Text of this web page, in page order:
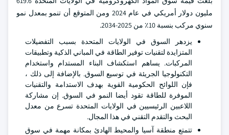
مليون دولار أمريكي في عام 2024 ومن المتوقع أن تنمو بمعدل نمو
سنوي مركب بنسبة 10٪ من 2025-2034.
يزدهر السوق في الولايات المتحدة بسبب التفضيلات
المتزايدة لتقنيات توفير الطاقة في المباني الذكية وتطبيقات
المركبات. يساهم استكشاف البناء المستدام واستخدام
التكنولوجيا الجريئة في توسيع السوق. بالإضافة إلى ذلك ،
فإن اللوائح الحكومية القوية بهدف الاستدامة والتقنيات
الموفرة للطاقة تقود أيضا النمو في السوق. إن مشاركة
اللاعبين الرئيسيين في الولايات المتحدة تسرع من معدل
البحث والتقدم التقني في هذا المجال.
تتمتع منطقة آسيا والمحيط الهادئ بمكانة مهمة في سوق